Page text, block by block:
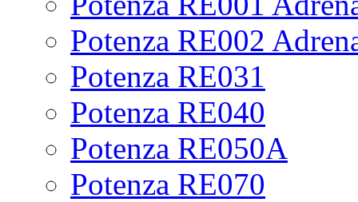
Potenza RE002
Potenza RE031
Potenza RE040
Potenza RE050A
Potenza RE070